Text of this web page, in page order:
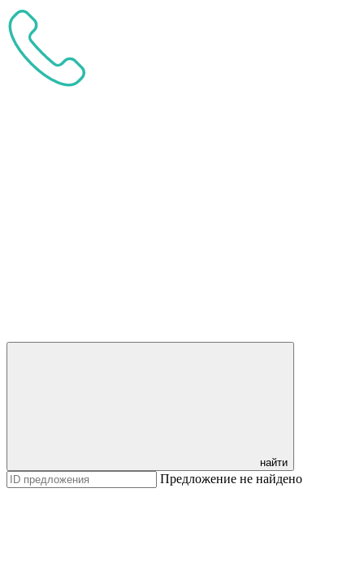
найти
Предложение не найдено